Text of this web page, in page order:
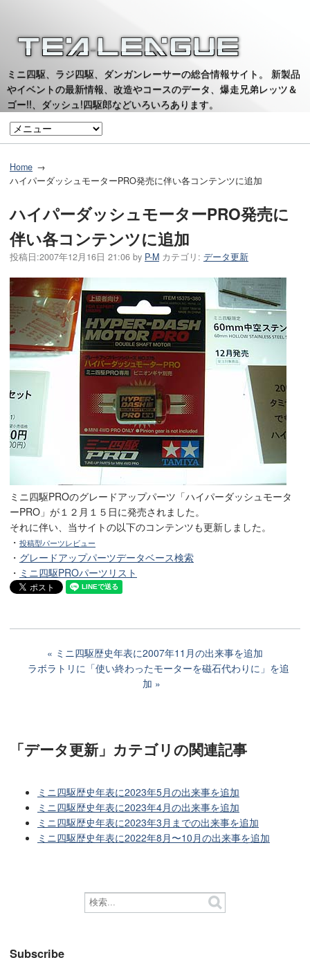
ミニ四駆、ラジ四駆、ダンガンレーサーの総合情報サイト。 新製品
やイベントの最新情報、改造やコースのデータ、爆走兄弟レッツ＆
ゴー!!、ダッシュ!四駆郎などいろいろあります。
Home
ハイパーダッシュモーターPRO発売に伴い各コンテンツに追加
ハイパーダッシュモーターPRO発売に
伴い各コンテンツに追加
投稿日:2007年12月16日 21:06 by P-M カテゴリ: データ更新
ミニ四駆PROのグレードアップパーツ「ハイパーダッシュモータ
ーPRO」が１２月１５日に発売されました。
それに伴い、当サイトの以下のコンテンツも更新しました。
・ 投稿型パーツレビュー
・ グレードアップパーツデータベース検索
・ ミニ四駆PROパーツリスト
ミニ四駆歴史年表に2007年11月の出来事を追加
ラボラトリに「使い終わったモーターを磁石代わりに」を追
加
「データ更新」カテゴリの関連記事
ミニ四駆歴史年表に2023年5月の出来事を追加
ミニ四駆歴史年表に2023年4月の出来事を追加
ミニ四駆歴史年表に2023年3月までの出来事を追加
ミニ四駆歴史年表に2022年8月〜10月の出来事を追加
Subscribe